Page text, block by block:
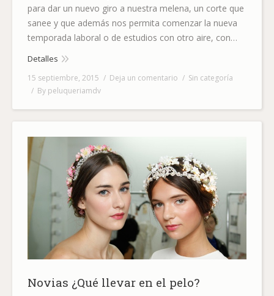
para dar un nuevo giro a nuestra melena, un corte que
sanee y que además nos permita comenzar la nueva
temporada laboral o de estudios con otro aire, con…
Detalles
15 septiembre, 2015 Deja un comentario
Sin categoría
By peluqueriamdv
Novias ¿Qué llevar en el pelo?